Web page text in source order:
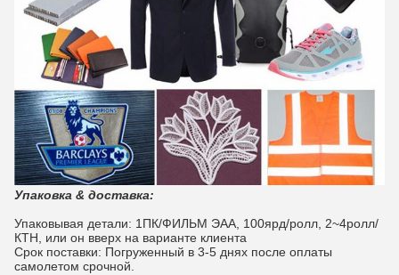
Упаковка & доставка:
Упаковывая детали: 1ПК/ФИЛЬМ ЭАА, 100ярд/ролл, 2~4ролл/
КТН, или он вверх на варианте клиента
Срок поставки: Погруженный в 3-5 днях после оплаты
самолетом срочной.